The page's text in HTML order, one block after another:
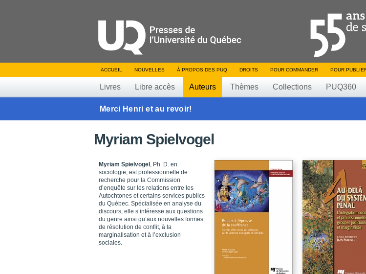
ACCUEIL NOUVELLES À PROPOS DES PUQ DROITS POUR COMMANDER POUR
Livres Libre accès Auteurs Thèmes Collections PUQ360
Merci Henri et au revoir!
Myriam Spielvogel
Myriam Spielvogel , Ph. D. en
sociologie, est professionnelle de
recherche pour la Commission
d’enquête sur les relations entre les
Autochtones et certains services publics
du Québec. Spécialisée en analyse du
discours, elle s’intéresse aux questions
du genre ainsi qu’aux nouvelles formes
de résolution de conflit, à la
marginalisation et à l’exclusion
sociales.